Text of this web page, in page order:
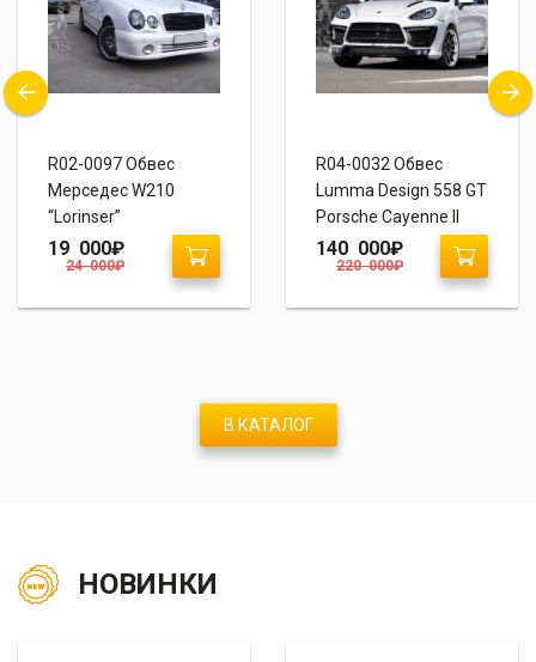
R02-0097 Обвес
Мерседес W210
“Lorinser”
24 000₽
19 000₽
R04-0032 Обвес
Lumma Design 558 GT
Porsche Cayenne II
958
220 000₽
140 000₽
В КАТАЛОГ
НОВИНКИ